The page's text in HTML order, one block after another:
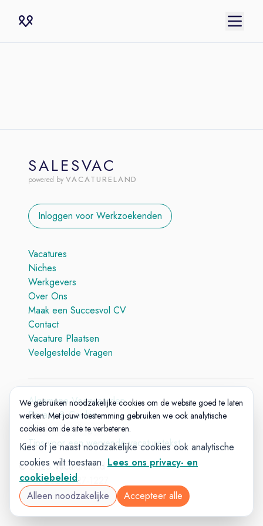
SALESVAC
powered by VACATURELAND
Inloggen voor Werkzoekenden
Vacatures
Niches
Werkgevers
Over Ons
Maak een Succesvol CV
Contact
Vacature Plaatsen
Veelgestelde Vragen
© 2025 Vacatureland
Build:20260727-1227
Algemene Voorwaarden
Privacy & Cookie
Cookie-instellingen
Tips voor een wervende vacaturetekst
We gebruiken noodzakelijke cookies om de website goed te laten
werken. Met jouw toestemming gebruiken we ook analytische
cookies om de site te verbeteren.
Kies of je naast noodzakelijke cookies ook analytische
cookies wilt toestaan. Lees ons privacy- en
cookiebeleid.
Alleen noodzakelijke
Accepteer alle